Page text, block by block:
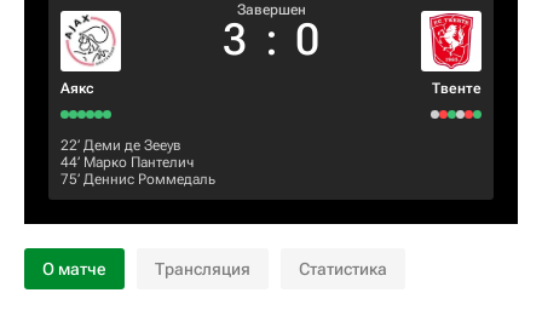
Аякс
Завершен
3 : 0
Твенте
22‎’‎ Деми де Зееув
44‎’‎ Марко Пантелич
75‎’‎ Деннис Роммедаль
О матче Трансляция Статистика